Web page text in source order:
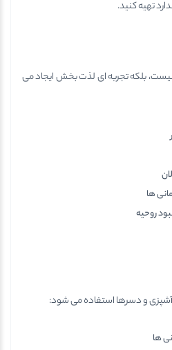
تهیه کنید.
بلکه تجربه ای لذت بخش ایجاد می
ها
روحیه
آشپزی و دسرها استفاده می شود:
ها